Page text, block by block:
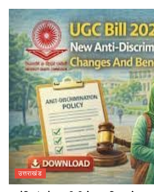
उत्तराखंड